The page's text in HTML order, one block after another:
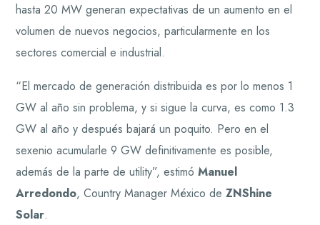
hasta 20 MW generan expectativas de un aumento en el
volumen de nuevos negocios, particularmente en los
sectores comercial e industrial.
“El mercado de generación distribuida es por lo menos 1
GW al año sin problema, y si sigue la curva, es como 1.3
GW al año y después bajará un poquito. Pero en el
sexenio acumularle 9 GW definitivamente es posible,
además de la parte de utility”, estimóManuel
Arredondo, Country Manager México de ZNShine
Solar.